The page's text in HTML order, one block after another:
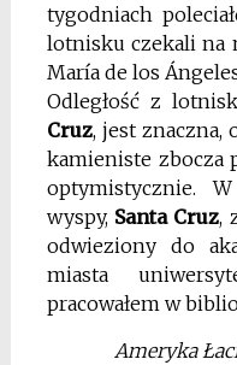
tygodniach
lotnisku czekali na
María de los
Odległość z
Cruz, jest znaczna,
kamieniste zbocza
optymistycznie.
wyspy, Santa Cruz,
odwieziony do
miasta
pracowałem w
Ameryka